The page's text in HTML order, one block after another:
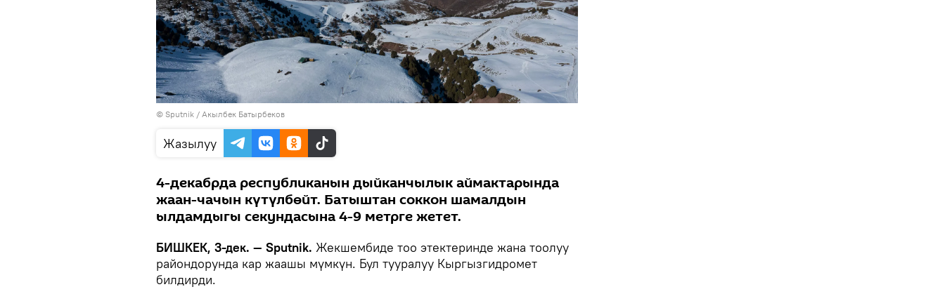
© Sputnik / Акылбек Батырбеков
Жазылуу
4-декабрда республиканын дыйканчылык аймактарында
жаан-чачын күтүлбөйт. Батыштан соккон шамалдын
ылдамдыгы секундасына 4-9 метрге жетет.
БИШКЕК, 3-дек. — Sputnik. Жекшембиде тоо этектеринде жана тоолуу
райондорунда кар жаашы мүмкүн. Бул тууралуу Кыргызгидромет
билдирди.